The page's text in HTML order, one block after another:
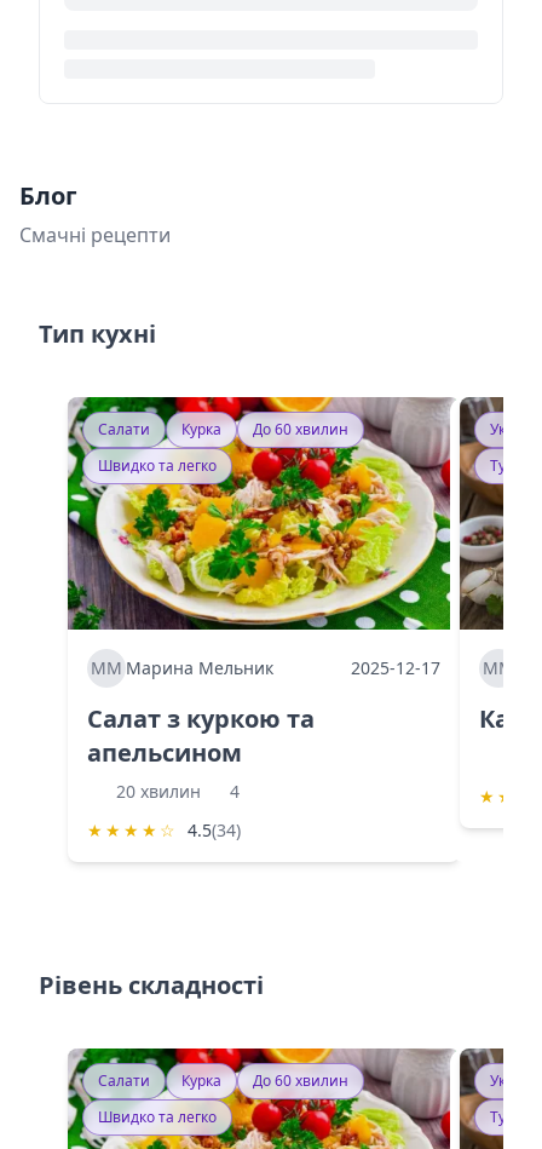
Блог
Смачні рецепти
Тип кухні
Салати Курка
До 60 хвилин
Швидко та легко
ММ Марина Мельник 2025-12-17
Салат з куркою та
апельсином
20 хвилин
4
★ ★ ★ ★ ☆ 4.5(34)
ММ
★ ★
Рівень складності
Салати Курка
До 60 хвилин
Швидко та легко